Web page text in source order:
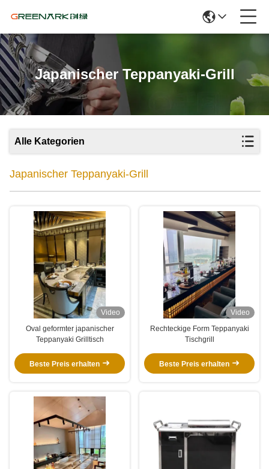
Japanischer Teppanyaki-Grill
Alle Kategorien
Japanischer Teppanyaki-Grill
Video
Oval geformter japanischer
Teppanyaki Grilltisch
Beste Preis erhalten
Video
Rechteckige Form Teppanyaki
Tischgrill
Beste Preis erhalten